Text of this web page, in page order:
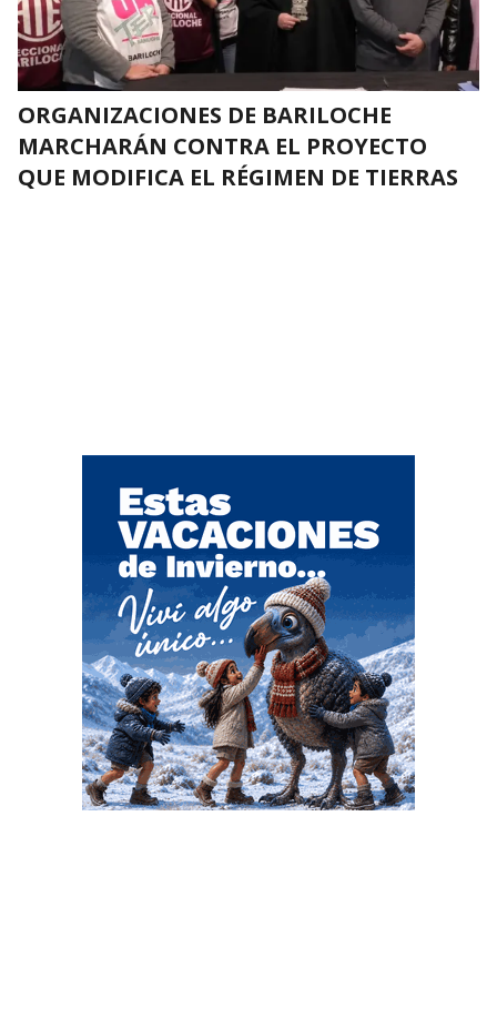
ORGANIZACIONES DE BARILOCHE
MARCHARÁN CONTRA EL PROYECTO
QUE MODIFICA EL RÉGIMEN DE TIERRAS